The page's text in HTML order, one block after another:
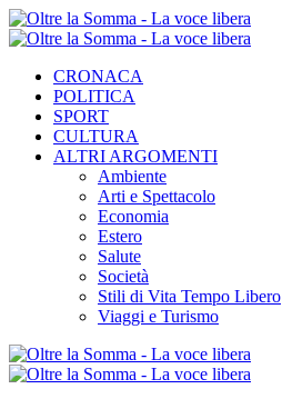
CRONACA
POLITICA
SPORT
CULTURA
ALTRI ARGOMENTI
Ambiente
Arti e Spettacolo
Economia
Estero
Salute
Società
Stili di Vita Tempo Libero
Viaggi e Turismo